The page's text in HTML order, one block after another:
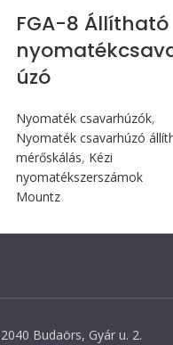
FGA-8 Állítható
úzó
Nyomaték csavarhúzók,
Nyomaték csavarhúzó
mérőskálás, Kézi
nyomatékszerszámok
Mountz
Budaörs, Gyár u. 2.